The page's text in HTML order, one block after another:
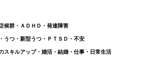
候群・ＡＤＨＤ・発達障害
・うつ・新型うつ・ＰＴＳＤ・不安
スキルアップ・婚活・結婚・仕事・日常生活